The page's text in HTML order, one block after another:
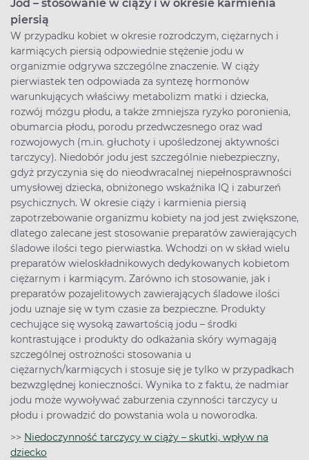
Jod – stosowanie w ciąży i w okresie karmienia
piersią
W przypadku kobiet w okresie rozrodczym, ciężarnych i
karmiących piersią odpowiednie stężenie jodu w
organizmie odgrywa szczególne znaczenie. W ciąży
pierwiastek ten odpowiada za syntezę hormonów
warunkujących właściwy metabolizm matki i dziecka,
rozwój mózgu płodu, a także zmniejsza ryzyko poronienia,
obumarcia płodu, porodu przedwczesnego oraz wad
rozwojowych (m.in. głuchoty i upośledzonej aktywności
tarczycy). Niedobór jodu jest szczególnie niebezpieczny,
gdyż przyczynia się do nieodwracalnej niepełnosprawności
umysłowej dziecka, obniżonego wskaźnika IQ i zaburzeń
psychicznych. W okresie ciąży i karmienia piersią
zapotrzebowanie organizmu kobiety na jod jest zwiększone,
dlatego zalecane jest stosowanie preparatów zawierających
śladowe ilości tego pierwiastka. Wchodzi on w skład wielu
preparatów wieloskładnikowych dedykowanych kobietom
ciężarnym i karmiącym. Zarówno ich stosowanie, jak i
preparatów pozajelitowych zawierających śladowe ilości
jodu uznaje się w tym czasie za bezpieczne. Produkty
cechujące się wysoką zawartością jodu – środki
kontrastujące i produkty do odkażania skóry wymagają
szczególnej ostrożności stosowania u
ciężarnych/karmiących i stosuje się je tylko w przypadkach
bezwzględnej konieczności. Wynika to z faktu, że nadmiar
jodu może wywoływać zaburzenia czynności tarczycy u
płodu i prowadzić do powstania wola u noworodka.
>> Niedoczynność tarczycy w ciąży – skutki, wpływ na
dziecko